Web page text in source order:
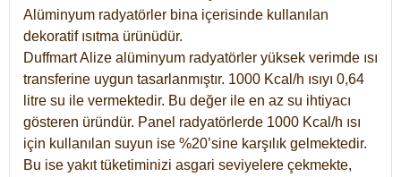
Alüminyum radyatörler bina içerisinde kullanılan
dekoratif ısıtma ürünüdür.
Duffmart Alize alüminyum radyatörler yüksek verimde ısı
transferine uygun tasarlanmıştır. 1000 Kcal/h ısıyı 0,64
litre su ile vermektedir. Bu değer ile en az su ihtiyacı
gösteren üründür. Panel radyatörlerde 1000 Kcal/h ısı
için kullanılan suyun ise %20’sine karşılık gelmektedir.
Bu ise yakıt tüketiminizi asgari seviyelere çekmekte,